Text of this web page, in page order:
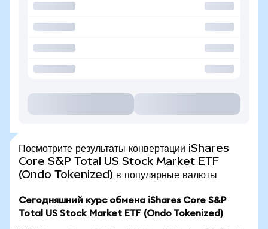
Посмотрите результаты конвертации iShares
Core S&P Total US Stock Market ETF
(Ondo Tokenized) в популярные валюты
Сегодняшний курс обмена iShares Core S&P
Total US Stock Market ETF (Ondo Tokenized)